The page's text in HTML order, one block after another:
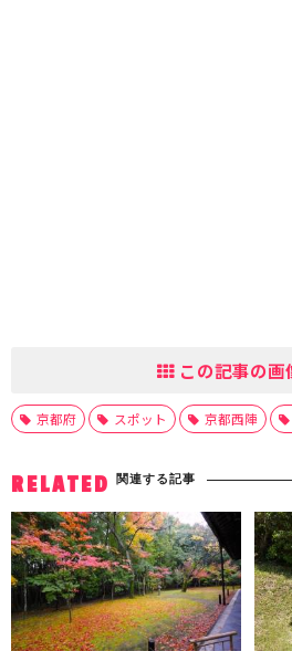
この記事の画
京都府 スポット 京都西陣
RELATED 関連する記事